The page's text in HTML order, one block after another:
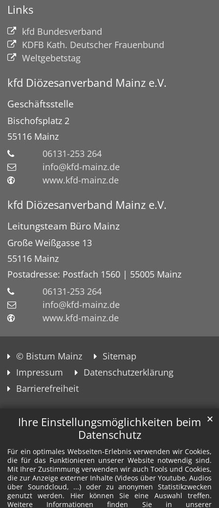
Ihre Einstellungsmöglichkeiten beim
Datenschutz
Für ein optimales Webseiten-Erlebnis verwenden wir Cookies,
die für das Funktionieren unserer Website notwendig sind.
Mit Ihrer Zustimmung verwenden wir auch Tools und Cookies,
die zur Anzeige externer Inhalte (Videos über Youtube, Audios
über Soundcloud, ...) oder zu anonymen Statistikzwecken
genutzt werden. Hier können Sie eine Auswahl treffen.
Weitere Informationen finden Sie in unserer
✕
Links
kfd Bundesverband
KDFB Kath. Deutscher Frauenbund
Weltgebetstag
kfd Diözesanverband Mainz e.V.
Geschäftsstelle
Bischofsplatz 2
55116 Mainz
06131-253 264
info@kfd-mainz.de
www.kfd-mainz.de
kfd Diözesanverband Mainz e.V.
Leitungsteam Büro Mainz
Große Weißgasse 13
55116 Mainz
Postadresse: Postfach 1560 | 55005 Mainz
06131-253 264
info@kfd-mainz.de
www.kfd-mainz.de
© Bistum Mainz
Sitemap
Impressum
Datenschutzerklärung
Barrierefreiheit